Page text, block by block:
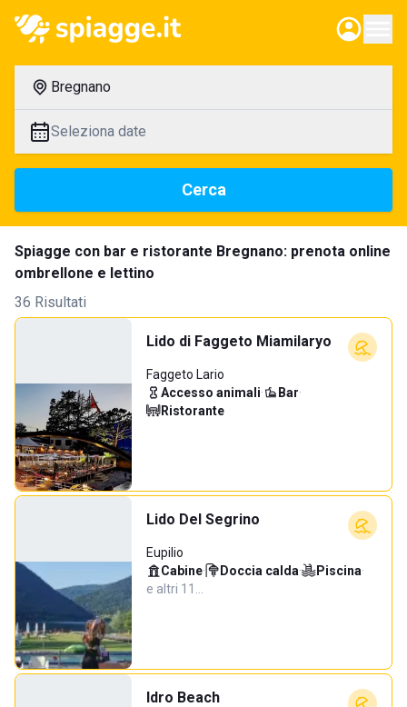
Bregnano
Seleziona date
Cerca
Spiagge con bar e ristorante Bregnano: prenota online
ombrellone e lettino
36 Risultati
Lido di Faggeto Miamilaryo
Faggeto Lario
Accesso animali· Bar·
Ristorante
Lido Del Segrino
Eupilio
Cabine· Doccia calda· Piscina·
e altri 11…
Idro Beach